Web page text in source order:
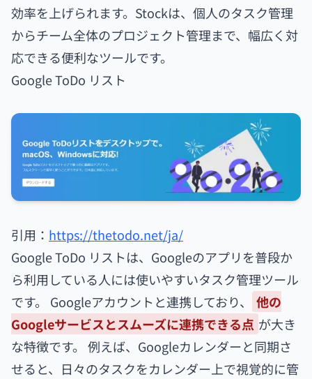
効率を上げられます。Stockは、個人のタスク管理
からチーム全体のプロジェクト管理まで、幅広く対
応できる便利なツールです。
Google ToDo リスト
引用： https://thetodo.net/ja/
Google ToDo リストは、Googleのアプリを普段か
ら利用している人には使いやすいタスク管理ツール
です。 Googleアカウントと連携しており、
他の
Googleサービスとスムーズに連携できる点 が大き
な特徴です。 例えば、Googleカレンダーと同期さ
せると、日々のタスクをカレンダー上で視覚的に管